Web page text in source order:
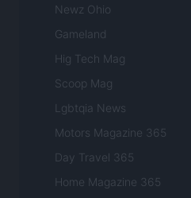
Newz Ohio
Gameland
Hig Tech Mag
Scoop Mag
Lgbtqia News
Motors Magazine 365
Day Travel 365
Home Magazine 365